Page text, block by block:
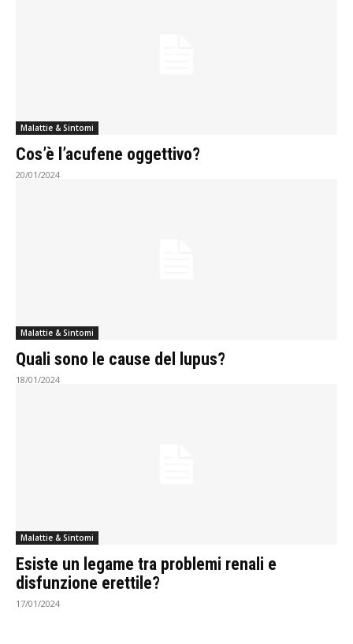
Malattie & Sintomi
Cos’è l’acufene oggettivo?
20/01/2024
Malattie & Sintomi
Quali sono le cause del lupus?
18/01/2024
Malattie & Sintomi
Esiste un legame tra problemi renali e
disfunzione erettile?
17/01/2024